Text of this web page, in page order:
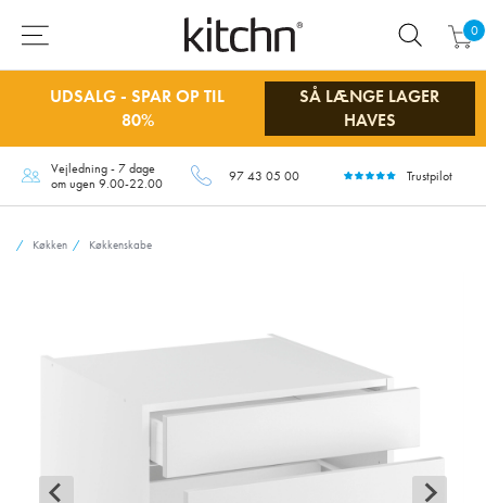
0
UDSALG - SPAR OP TIL
80%
SÅ LÆNGE LAGER
HAVES
Vejledning - 7 dage
om ugen 9.00-22.00
97 43 05 00 Trustpilot
Køkken Køkkenskabe